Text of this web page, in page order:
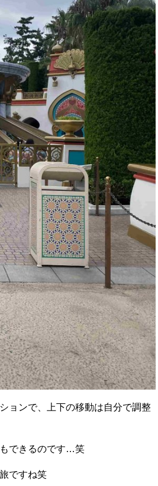
ョンで、上下の移動は自分で調整
できるのです…笑
ですね笑